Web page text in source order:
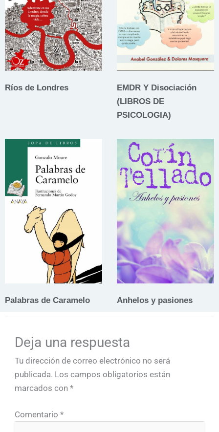
Ríos de Londres
EMDR Y Disociación
(LIBROS DE
PSICOLOGIA)
Palabras de Caramelo Anhelos y pasiones
Deja una respuesta
Tu dirección de correo electrónico no será
publicada. Los campos obligatorios están
marcados con *
Comentario *